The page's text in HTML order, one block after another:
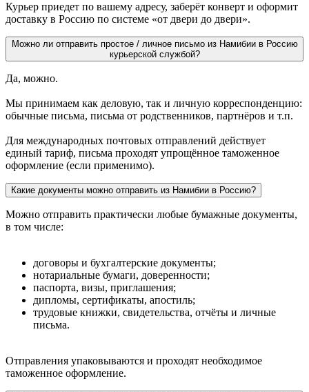
Курьер приедет по вашему адресу, заберёт конверт и оформит
доставку в Россию по системе «от двери до двери».
Можно ли отправить простое / личное письмо из Намибии в Россию
курьерской службой?
Да, можно.
Мы принимаем как деловую, так и личную корреспонденцию:
обычные письма, письма от родственников, партнёров и т.п.
Для международных почтовых отправлений действует
единый тариф, письма проходят упрощённое таможенное
оформление (если применимо).
Какие документы можно отправить из Намибии в Россию?
Можно отправить практически любые бумажные документы,
в том числе:
договоры и бухгалтерские документы;
нотариальные бумаги, доверенности;
паспорта, визы, приглашения;
дипломы, сертификаты, апостиль;
трудовые книжки, свидетельства, отчёты и личные
письма.
Отправления упаковываются и проходят необходимое
таможенное оформление.